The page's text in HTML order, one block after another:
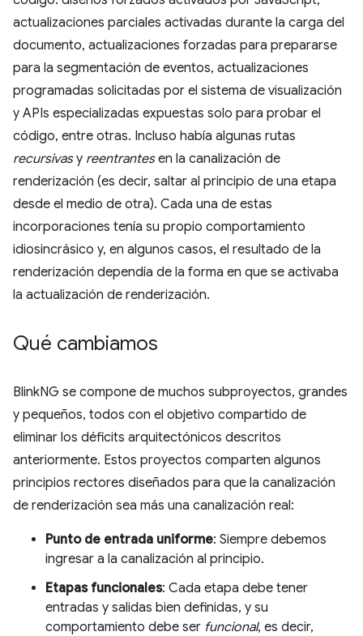
actualizaciones parciales activadas durante la carga del
documento, actualizaciones forzadas para prepararse
para la segmentación de eventos, actualizaciones
programadas solicitadas por el sistema de visualización
y APIs especializadas expuestas solo para probar el
código, entre otras. Incluso había algunas rutas
recursivasy reentrantesen la canalización de
renderización (es decir, saltar al principio de una etapa
desde el medio de otra). Cada una de estas
incorporaciones tenía su propio comportamiento
idiosincrásico y, en algunos casos, el resultado de la
renderización dependía de la forma en que se activaba
la actualización de renderización.
Qué cambiamos
BlinkNG se compone de muchos subproyectos, grandes
y pequeños, todos con el objetivo compartido de
eliminar los déficits arquitectónicos descritos
anteriormente. Estos proyectos comparten algunos
principios rectores diseñados para que la canalización
de renderización sea más una canalización real:
Punto de entrada uniforme: Siempre debemos
ingresar a la canalización al principio.
Etapas funcionales: Cada etapa debe tener
entradas y salidas bien definidas, y su
comportamiento debe ser funcional, es decir,